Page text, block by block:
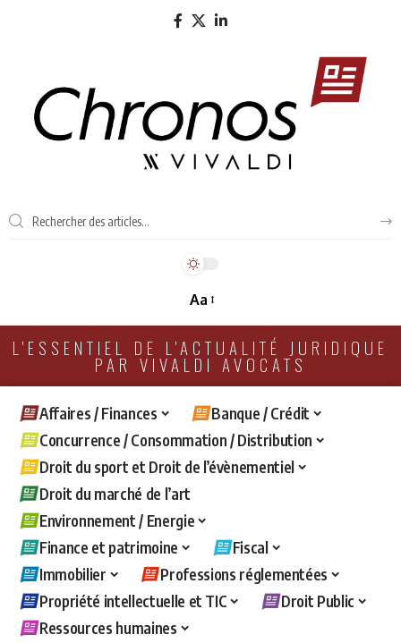
Aa
L'ESSENTIEL DE L'ACTUALITÉ JURIDIQUE
PAR VIVALDI AVOCATS
Affaires / Finances
Banque / Crédit
Concurrence / Consommation / Distribution
Droit du sport et Droit de l’évènementiel
Droit du marché de l’art
Environnement / Energie
Finance et patrimoine
Fiscal
Immobilier
Professions réglementées
Propriété intellectuelle et TIC
Droit Public
Ressources humaines